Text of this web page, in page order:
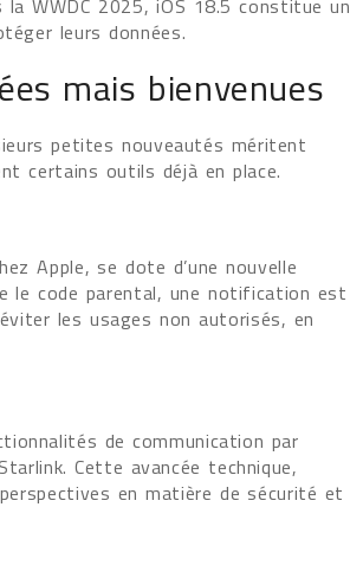
WWDC 2025, iOS 18.5 constitue un
leurs données.
mais bienvenues
petites nouveautés méritent
certains outils déjà en place.
Apple, se dote d’une nouvelle
le code parental, une notification est
les usages non autorisés, en
de communication par
Cette avancée technique,
en matière de sécurité et